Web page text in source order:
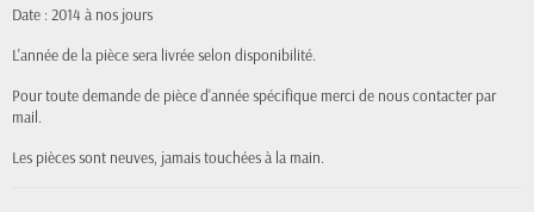
Date : 2014 à nos jours
L'année de la pièce sera livrée selon disponibilité.
Pour toute demande de pièce d'année spécifique merci de nous contacter par
mail.
Les pièces sont neuves, jamais touchées à la main.